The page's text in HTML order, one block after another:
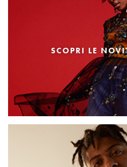
SCOPRI LE